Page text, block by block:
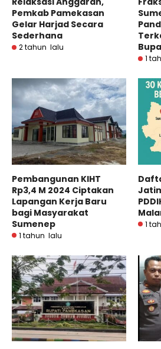
Pemkab Pamekasan
Gelar Harjad Secara
Sederhana
2 tahun lalu
1
Pembangunan KIHT
Rp3,4 M 2024 Ciptakan
Lapangan Kerja Baru
bagi Masyarakat
Sumenep
1 tahun lalu
1